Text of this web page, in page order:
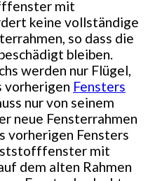
mit
keine vollständige
so dass die
bleiben.
werden nur Flügel,
vorherigen Fensters
nur von seinem
neue Fensterrahmen
vorherigen Fensters
mit
dem alten Rahmen